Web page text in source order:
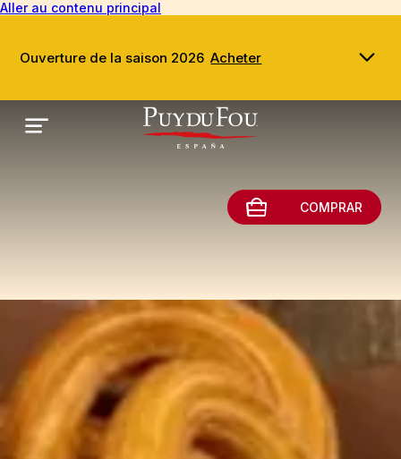
Aller au contenu principal
Ouverture de la saison 2026 Acheter
COMPRAR